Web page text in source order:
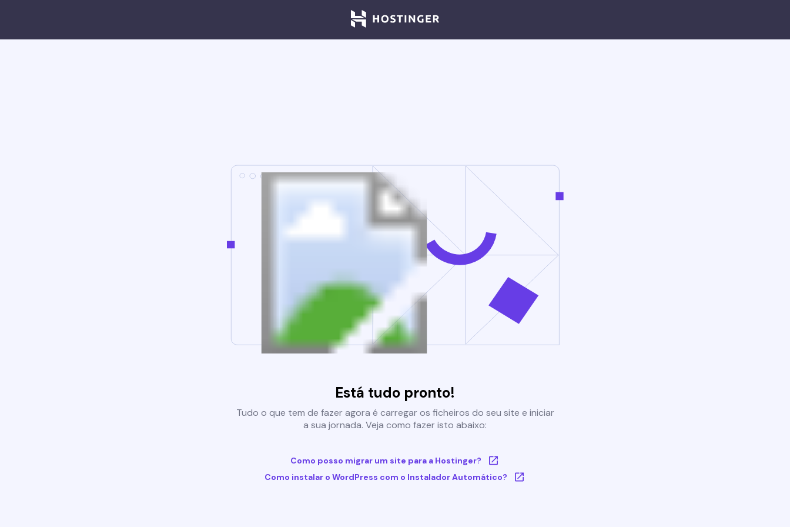
Está tudo pronto!
Tudo o que tem de fazer agora é carregar os ficheiros do seu site e iniciar
a sua jornada. Veja como fazer isto abaixo:
Como posso migrar um site para a Hostinger?
Como instalar o WordPress com o Instalador Automático?